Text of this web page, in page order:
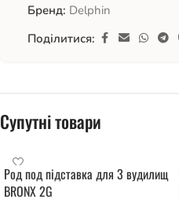
Бренд: Delphin
Поділитися:
Супутні товари
Род под підставка для 3 вудилищ
BRONX 2G